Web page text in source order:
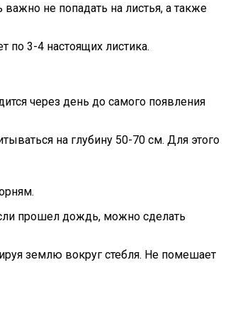
не попадать на листья, а также
по 3-4 настоящих листика.
через день до самого появления
на глубину 50-70 см. Для этого
прошел дождь, можно сделать
землю вокруг стебля. Не помешает